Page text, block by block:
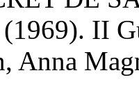
II
Anna